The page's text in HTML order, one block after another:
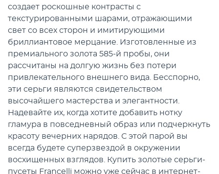
создает роскошные контрасты с
текстурированными шарами, отражающими
свет со всех сторон и имитирующими
бриллиантовое мерцание. Изготовленные из
премиального золота 585-й пробы, они
рассчитаны на долгую жизнь без потери
привлекательного внешнего вида. Бесспорно,
эти серьги являются свидетельством
высочайшего мастерства и элегантности.
Надевайте их, когда хотите добавить нотку
гламура в повседневный образ или подчеркнуть
красоту вечерних нарядов. С этой парой вы
всегда будете суперзвездой в окружении
восхищенных взглядов. Купить золотые серьги-
пусеты Francelli можно уже сейчас в интернет-